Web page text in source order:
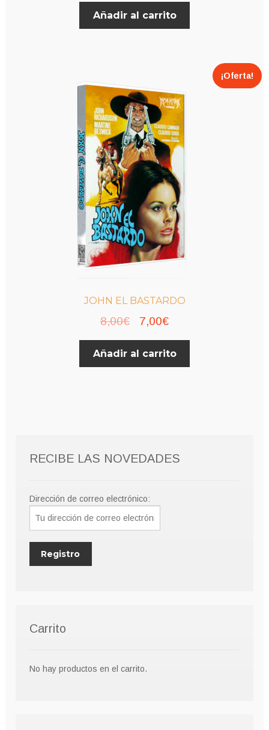
Añadir al carrito
JOHN EL BASTARDO
¡Oferta!
8,00€
El
precio
original
7,00€El
precio
actual
Añadir al carrito
RECIBE LAS NOVEDADES
Dirección de correo electrónico:
Carrito
No hay productos en el carrito.